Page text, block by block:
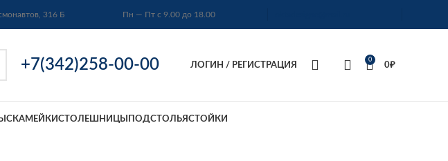
316 Б Пн — Пт с 9.00 до 18.00
+7(342)258-00-00 ЛОГИН / РЕГИСТРАЦИЯ
0
0₽
СКАМЕЙКИСТОЛЕШНИЦЫ ПОДСТОЛЬЯ СТОЙКИ